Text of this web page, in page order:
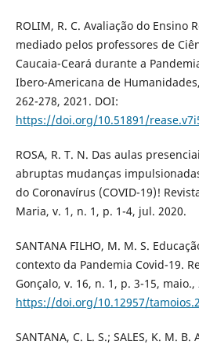
ROLIM, R. C. Avaliação do Ensino
mediado pelos professores de
Caucaia-Ceará durante a
Ibero-Americana de
262-278, 2021. DOI:
https://doi.org/10.51891/
ROSA, R. T. N. Das aulas
abruptas mudanças
do Coronavírus (COVID-19)!
Maria, v. 1, n. 1, p. 1-4, jul. 2020.
SANTANA FILHO, M. M. S.
contexto da Pandemia Covid-19.
Gonçalo, v. 16, n. 1, p. 3-15, maio.,
https://doi.org/10.12957/
SANTANA, C. L. S.; SALES, K. M.